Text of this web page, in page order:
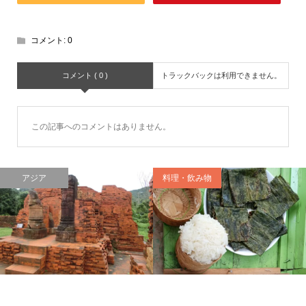
コメント: 0
コメント ( 0 ) トラックバックは利用できません。
この記事へのコメントはありません。
アジア 料理・飲み物